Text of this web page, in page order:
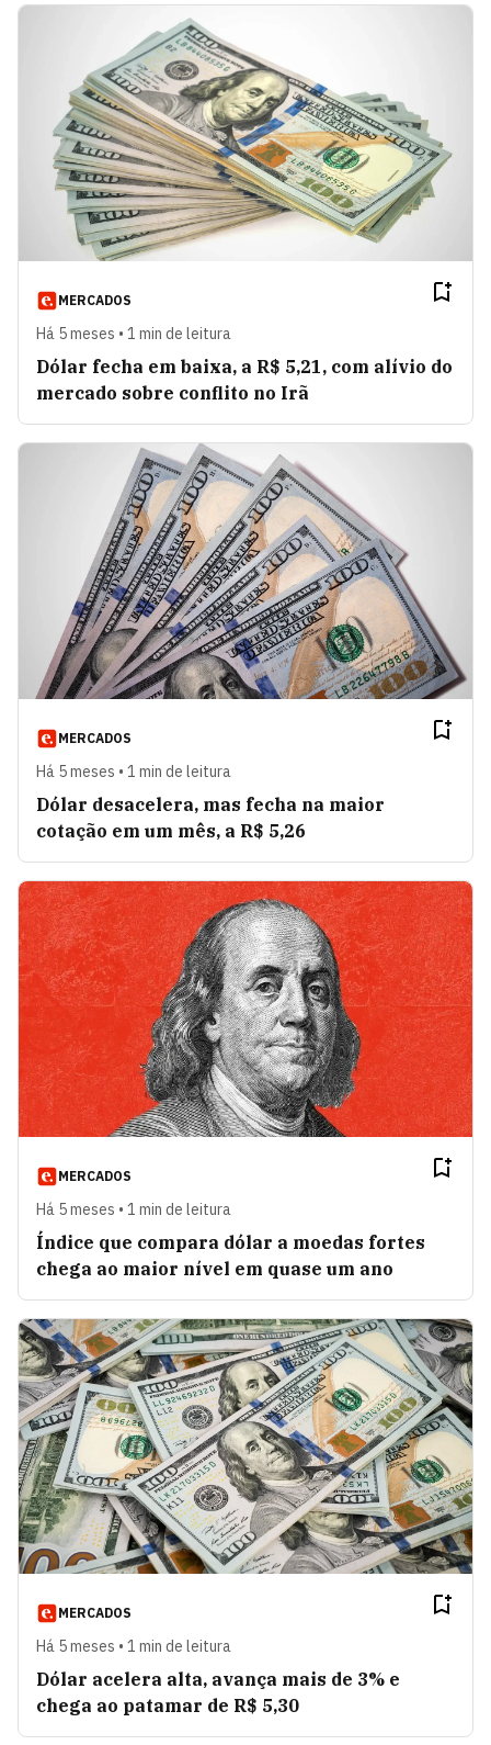
MERCADOS
Há 5 meses • 1 min de leitura
Dólar fecha em baixa, a R$ 5,21, com alívio do
mercado sobre conflito no Irã
MERCADOS
Há 5 meses • 1 min de leitura
Dólar desacelera, mas fecha na maior
cotação em um mês, a R$ 5,26
MERCADOS
Há 5 meses • 1 min de leitura
Índice que compara dólar a moedas fortes
chega ao maior nível em quase um ano
MERCADOS
Há 5 meses • 1 min de leitura
Dólar acelera alta, avança mais de 3% e
chega ao patamar de R$ 5,30